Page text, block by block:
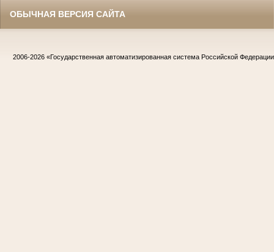
ОБЫЧНАЯ ВЕРСИЯ САЙТА
2006-2026 «Государственная автоматизированная система Российской